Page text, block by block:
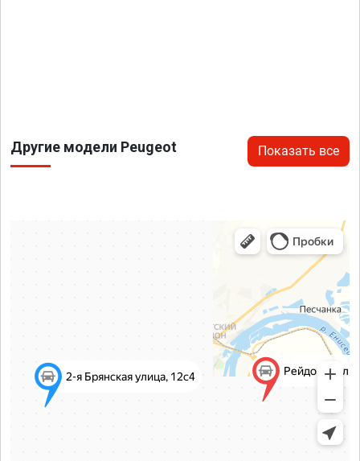
Другие модели Peugeot Показать все